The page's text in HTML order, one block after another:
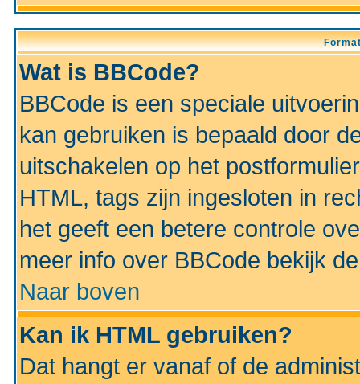
Wat is BBCode?
BBCode is een speciale
kan gebruiken is bepaald door
uitschakelen op het
HTML, tags zijn ingesloten in
het geeft een betere controle
meer info over BBCode bekijk
Naar boven
Kan ik HTML gebruiken?
Dat hangt er vanaf of de